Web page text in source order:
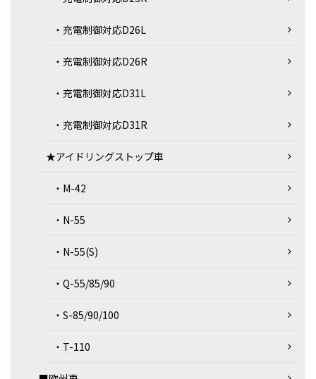
・充電制御対応D26L
・充電制御対応D26R
・充電制御対応D31L
・充電制御対応D31R
★アイドリングストップ車
・M-42
・N-55
・N-55(S)
・Q-55/85/90
・S-85/90/100
・T-110